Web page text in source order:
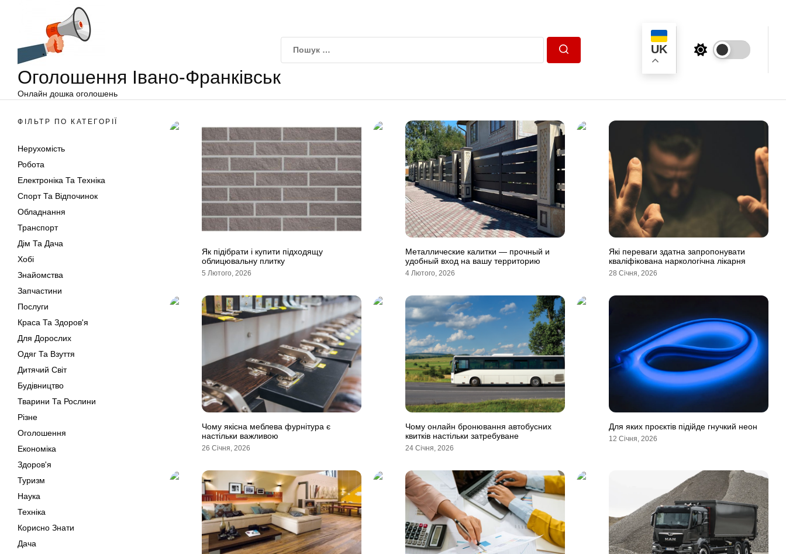
Оголошення Івано-Франківськ
Онлайн дошка оголошень
UK
ФІЛЬТР ПО КАТЕГОРІЇ
Нерухомість
Робота
Електроніка Та Техніка
Спорт Та Відпочинок
Обладнання
Транспорт
Дім Та Дача
Хобі
Знайомства
Запчастини
Послуги
Краса Та Здоров'я
Для Дорослих
Одяг Та Взуття
Дитячий Світ
Будівництво
Тварини Та Рослини
Різне
Оголошення
Економіка
Здоров'я
Туризм
Наука
Техніка
Корисно Знати
Дача
Як підібрати і купити підходящу
облицювальну плитку
5 Лютого, 2026
Металлические калитки — прочный и
удобный вход на вашу территорию
4 Лютого, 2026
Які переваги здатна запропонувати
кваліфікована наркологічна лікарня
28 Січня, 2026
Чому якісна меблева фурнітура є
настільки важливою
26 Січня, 2026
Чому онлайн бронювання автобусних
квитків настільки затребуване
24 Січня, 2026
Для яких проєктів підійде гнучкий неон
12 Січня, 2026